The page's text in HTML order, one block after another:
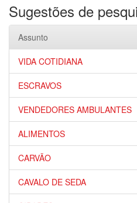
Sugestões de
Assunto
VIDA COTIDIANA
ESCRAVOS
VENDEDORES AMBULANTES
ALIMENTOS
CARVÃO
CAVALO DE SEDA